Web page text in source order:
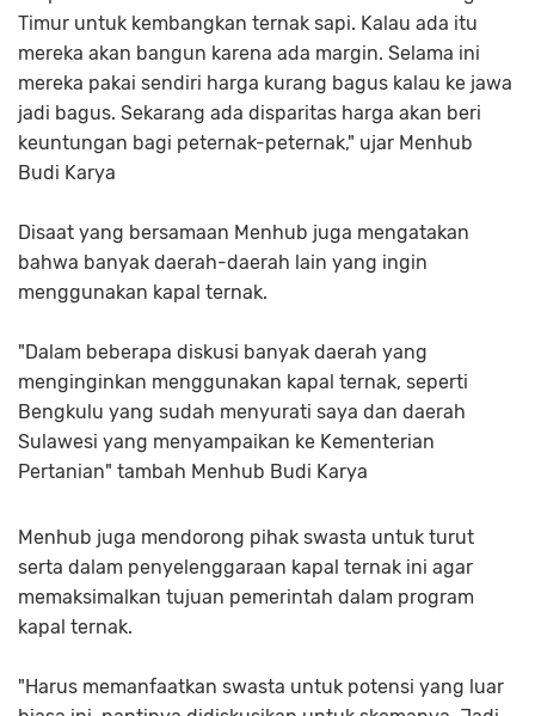
Timur untuk kembangkan ternak sapi. Kalau ada itu
mereka akan bangun karena ada margin. Selama ini
mereka pakai sendiri harga kurang bagus kalau ke jawa
jadi bagus. Sekarang ada disparitas harga akan beri
keuntungan bagi peternak-peternak," ujar Menhub
Budi Karya
Disaat yang bersamaan Menhub juga mengatakan
bahwa banyak daerah-daerah lain yang ingin
menggunakan kapal ternak.
"Dalam beberapa diskusi banyak daerah yang
menginginkan menggunakan kapal ternak, seperti
Bengkulu yang sudah menyurati saya dan daerah
Sulawesi yang menyampaikan ke Kementerian
Pertanian" tambah Menhub Budi Karya
Menhub juga mendorong pihak swasta untuk turut
serta dalam penyelenggaraan kapal ternak ini agar
memaksimalkan tujuan pemerintah dalam program
kapal ternak.
"Harus memanfaatkan swasta untuk potensi yang luar